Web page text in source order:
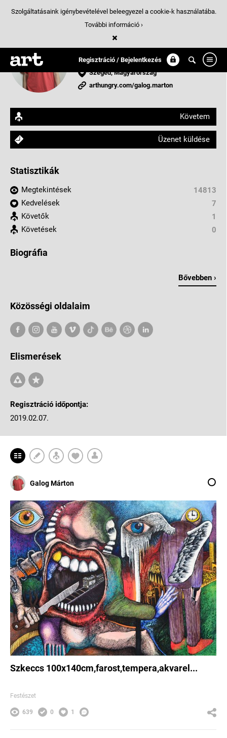
Regisztráció / Bejelentkezés
Galog Márton
festő
Szeged, Magyarország
arthungry.com/galog.marton
Követem
Üzenet küldése
Statisztikák
Megtekintések
14813
Kedvelések
7
Követők
1
Követések
0
Biográfia
Bővebben ›
Közösségi oldalaim
Elismerések
Regisztráció időpontja:
2019.02.07.
Galog Márton
Szkeccs 100x140cm,farost,tempera,akvarel...
Festészet
639 0 1
Szolgáltatásaink igénybevételével beleegyezel a cookie-k használatába.
További információ ›